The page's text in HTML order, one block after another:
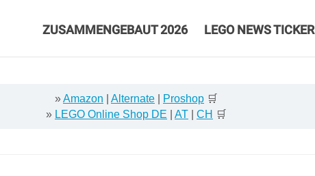
ZUSAMMENGEBAUT 2026 LEGO NEWS TICKER
»Amazon Alternate Proshop 🛒
» LEGO Online Shop DE AT CH 🛒